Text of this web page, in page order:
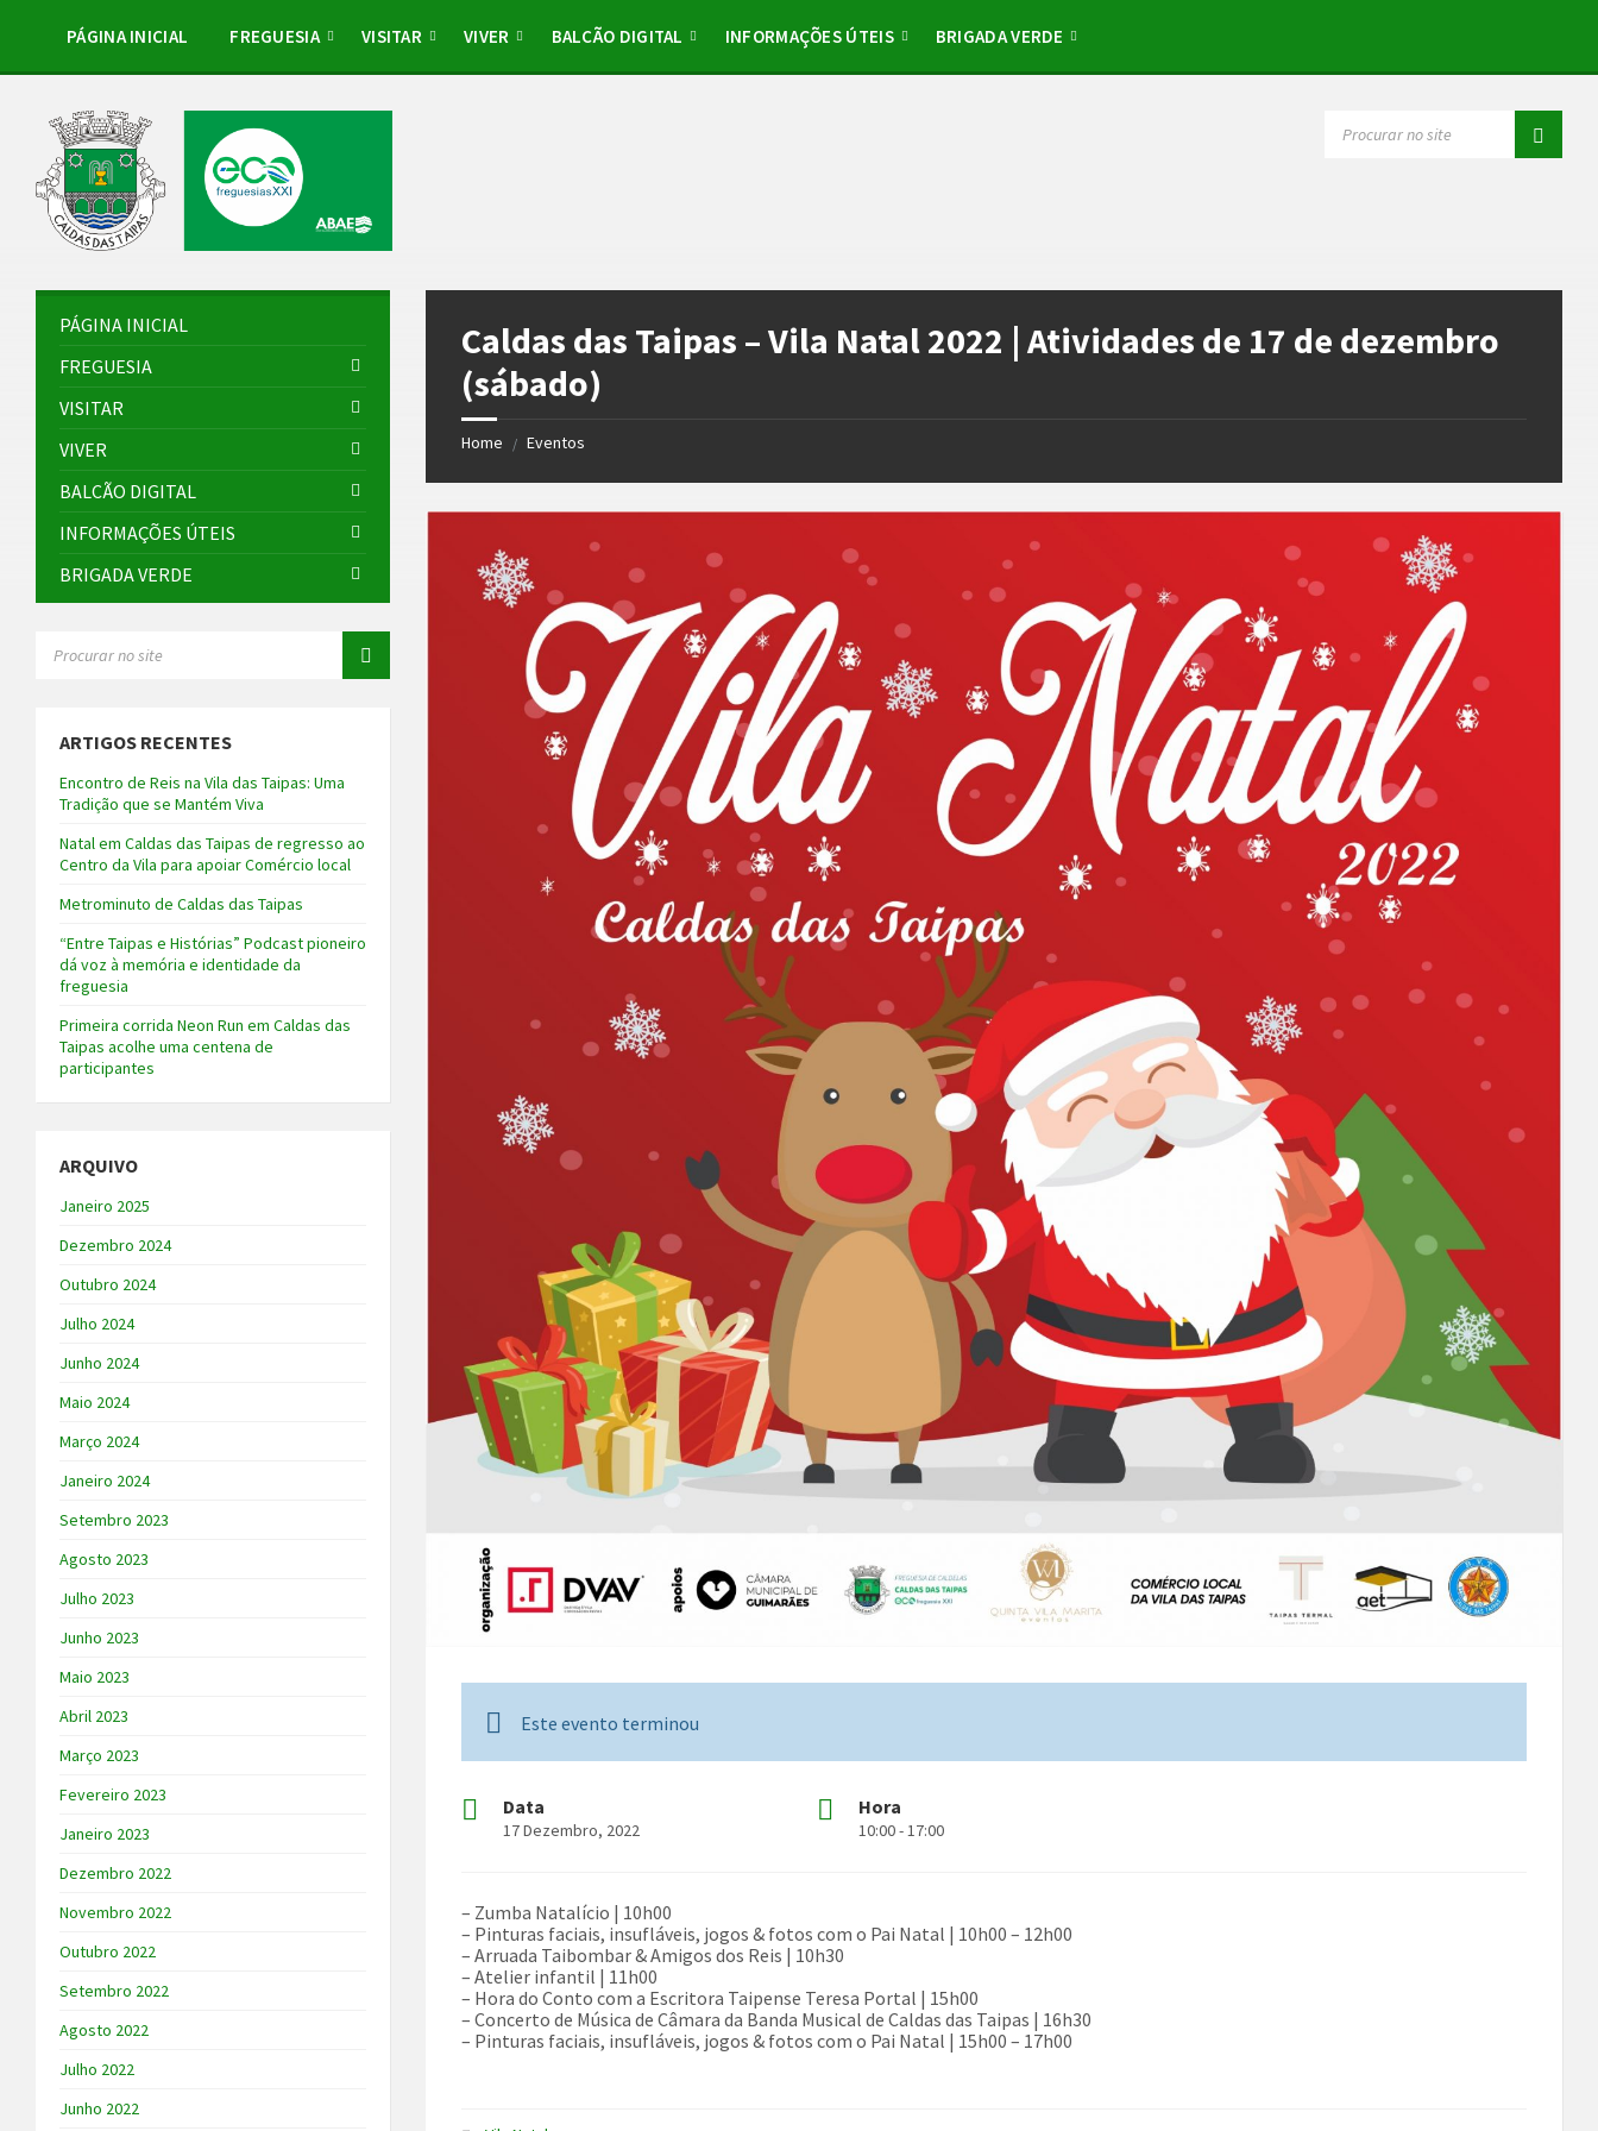
sidebar
PÁGINA INICIAL FREGUESIA VISITAR VIVER BALCÃO DIGITAL INFORMAÇÕES ÚTEIS BRIGADA VERDE
Caldas das Taipas – Vila Natal 2022 | Atividades de 17 de dezembro
(sábado)
Home / Eventos
Este evento terminou
Data
17 Dezembro, 2022
Hora
10:00 - 17:00
– Zumba Natalício | 10h00
– Pinturas faciais, insufláveis, jogos & fotos com o Pai Natal | 10h00 – 12h00
– Arruada Taibombar & Amigos dos Reis | 10h30
– Atelier infantil | 11h00
– Hora do Conto com a Escritora Taipense Teresa Portal | 15h00
– Concerto de Música de Câmara da Banda Musical de Caldas das Taipas | 16h30
– Pinturas faciais, insufláveis, jogos & fotos com o Pai Natal | 15h00 – 17h00
PÁGINA INICIAL
FREGUESIA
VISITAR
VIVER
BALCÃO DIGITAL
INFORMAÇÕES ÚTEIS
BRIGADA VERDE
ARTIGOS RECENTES
Encontro de Reis na Vila das Taipas: Uma
Tradição que se Mantém Viva
Natal em Caldas das Taipas de regresso ao
Centro da Vila para apoiar Comércio local
Metrominuto de Caldas das Taipas
“Entre Taipas e Histórias” Podcast pioneiro
dá voz à memória e identidade da
freguesia
Primeira corrida Neon Run em Caldas das
Taipas acolhe uma centena de
participantes
ARQUIVO
Janeiro 2025
Dezembro 2024
Outubro 2024
Julho 2024
Junho 2024
Maio 2024
Março 2024
Janeiro 2024
Setembro 2023
Agosto 2023
Julho 2023
Junho 2023
Maio 2023
Abril 2023
Março 2023
Fevereiro 2023
Janeiro 2023
Dezembro 2022
Novembro 2022
Outubro 2022
Setembro 2022
Agosto 2022
Julho 2022
Junho 2022